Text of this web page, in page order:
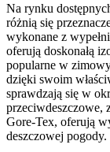
Na rynku
różnią się
wykonane z
oferują doskonałą
popularne w
dzięki swoim
sprawdzają się w
przeciwdeszczowe,
Gore-Tex, oferują
deszczowej pogody.